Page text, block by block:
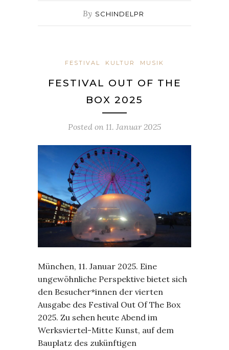
By SCHINDELPR
FESTIVAL KULTUR MUSIK
FESTIVAL OUT OF THE
BOX 2025
Posted on 11. Januar 2025
München, 11. Januar 2025. Eine
ungewöhnliche Perspektive bietet sich
den Besucher*innen der vierten
Ausgabe des Festival Out Of The Box
2025. Zu sehen heute Abend im
Werksviertel-Mitte Kunst, auf dem
Bauplatz des zukünftigen